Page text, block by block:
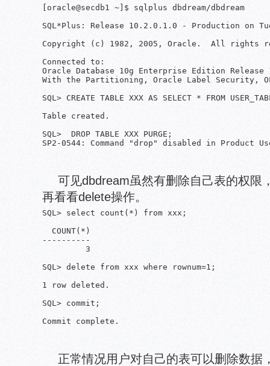
[oracle@secdb1 ~]$ sqlplus dbdream/dbdream
SQL*Plus: Release 10.2.0.1.0 - Production on
Copyright (c) 1982, 2005, Oracle.  All rights
Connected to:
Oracle Database 10g Enterprise Edition
With the Partitioning, Oracle Label Security,
SQL> CREATE TABLE XXX AS SELECT * FROM
Table created.
SQL>  DROP TABLE XXX PURGE;
可见dbdream虽然有删除自己表的权限
再看看delete操作。
SQL> select count(*) from xxx;
  COUNT(*)
----------
         3
SQL> delete from xxx where rownum=1;
1 row deleted.
SQL> commit;
正常情况用户对自己的表可以删除数据